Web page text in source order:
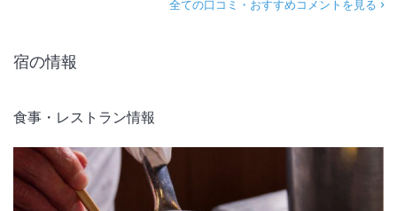
全ての口コミ・おすすめコメントを見る
宿の情報
食事・レストラン情報